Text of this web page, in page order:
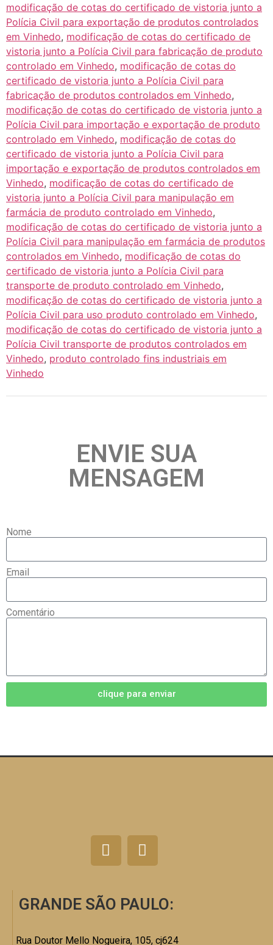
modificação de cotas do certificado de vistoria junto a
Polícia Civil para exportação de produtos controlados
em Vinhedo, modificação de cotas do certificado de
vistoria junto a Polícia Civil para fabricação de produto
controlado em Vinhedo, modificação de cotas do
certificado de vistoria junto a Polícia Civil para
fabricação de produtos controlados em Vinhedo,
modificação de cotas do certificado de vistoria junto a
Polícia Civil para importação e exportação de produto
controlado em Vinhedo, modificação de cotas do
certificado de vistoria junto a Polícia Civil para
importação e exportação de produtos controlados em
Vinhedo, modificação de cotas do certificado de
vistoria junto a Polícia Civil para manipulação em
farmácia de produto controlado em Vinhedo,
modificação de cotas do certificado de vistoria junto a
Polícia Civil para manipulação em farmácia de produtos
controlados em Vinhedo, modificação de cotas do
certificado de vistoria junto a Polícia Civil para
transporte de produto controlado em Vinhedo,
modificação de cotas do certificado de vistoria junto a
Polícia Civil para uso produto controlado em Vinhedo,
modificação de cotas do certificado de vistoria junto a
Polícia Civil transporte de produtos controlados em
Vinhedo, produto controlado fins industriais em
Vinhedo
ENVIE SUA
MENSAGEM
Nome
Email
Comentário
clique para enviar
GRANDE SÃO PAULO:
Rua Doutor Mello Nogueira, 105, cj624